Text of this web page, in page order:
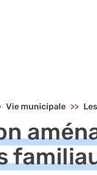
Vie municipale